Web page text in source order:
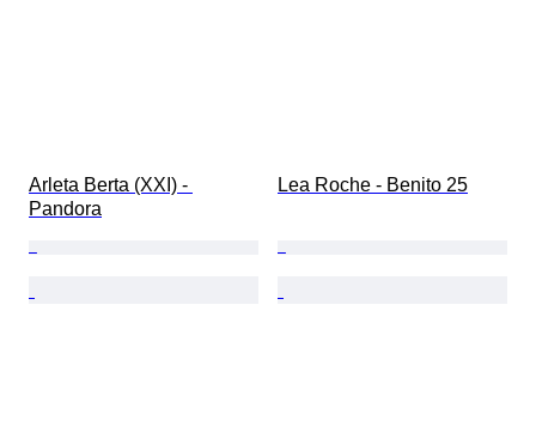
Arleta Berta (XXI) -
Pandora
Lea Roche - Benito 25